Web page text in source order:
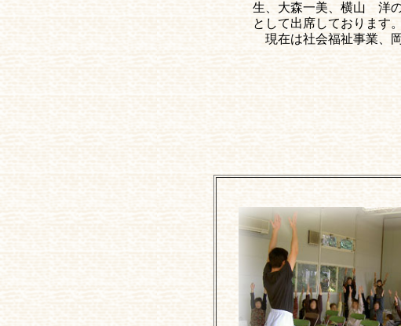
生、大森一美、横山 洋
として出席しております。
現在は社会福祉事業、
古都学